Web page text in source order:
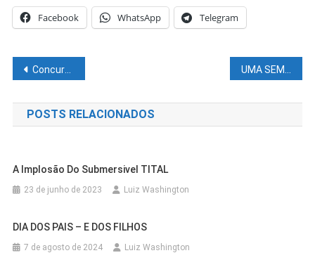
Facebook WhatsApp Telegram
Navegação
de
Post
Concursos públicos oferecem 21.028 vagas com salários de até R$ 33,7 mil UMA SEMANA FELIZ, APESAR DE TUDO
POSTS RELACIONADOS
A Implosão Do Submersivel TITAL
23 de junho de 2023 Luiz Washington
DIA DOS PAIS – E DOS FILHOS
7 de agosto de 2024 Luiz Washington